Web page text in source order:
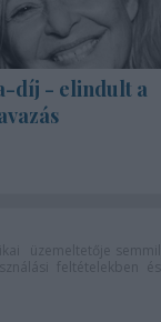
díj - elindult a